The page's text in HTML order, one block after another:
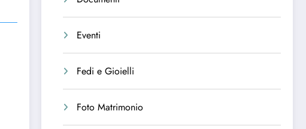
Eventi
Fedi e Gioielli
Foto Matrimonio